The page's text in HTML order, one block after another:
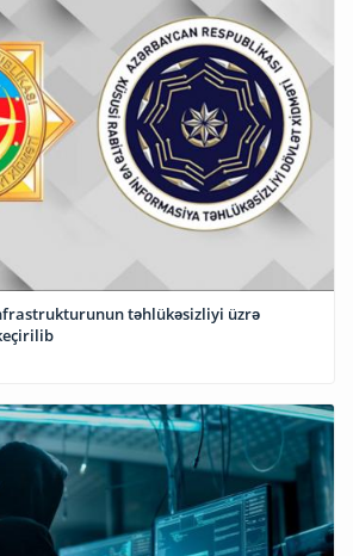
təhlükəsizliyi üzrə